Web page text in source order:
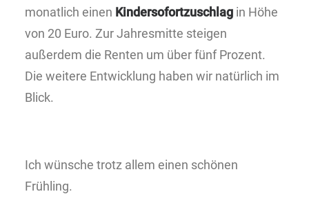
monatlich einen Kindersofortzuschlag in Höhe
von 20 Euro. Zur Jahresmitte steigen
außerdem die Renten um über fünf Prozent.
Die weitere Entwicklung haben wir natürlich im
Blick.
Ich wünsche trotz allem einen schönen
Frühling.